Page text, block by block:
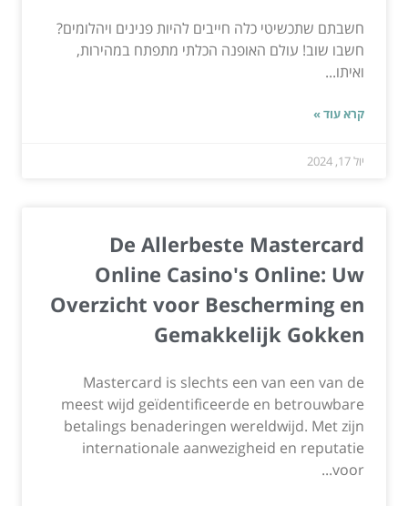
חשבתם שתכשיטי כלה חייבים להיות פנינים ויהלומים?
חשבו שוב! עולם האופנה הכלתי מתפתח במהירות,
ואיתו...
קרא עוד »
יול 17, 2024
De Allerbeste Mastercard
Online Casino's Online: Uw
Overzicht voor Bescherming en
Gemakkelijk Gokken
Mastercard is slechts een van een van de
meest wijd geïdentificeerde en betrouwbare
betalings benaderingen wereldwijd. Met zijn
internationale aanwezigheid en reputatie
voor...